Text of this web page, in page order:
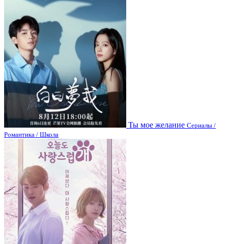
Ты мое желание Сериалы /
Романтика / Школа